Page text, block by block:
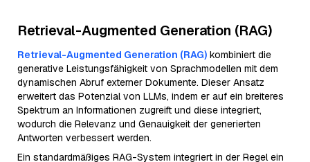
Retrieval-Augmented Generation (RAG)
Retrieval-Augmented Generation (RAG) kombiniert die
generative Leistungsfähigkeit von Sprachmodellen mit dem
dynamischen Abruf externer Dokumente. Dieser Ansatz
erweitert das Potenzial von LLMs, indem er auf ein breiteres
Spektrum an Informationen zugreift und diese integriert,
wodurch die Relevanz und Genauigkeit der generierten
Antworten verbessert werden.
Ein standardmäßiges RAG-System integriert in der Regel ein